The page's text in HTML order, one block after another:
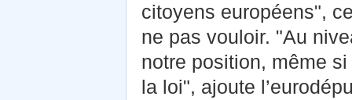
citoyens européens",
ne pas vouloir. "Au
notre position, même
la loi", ajoute